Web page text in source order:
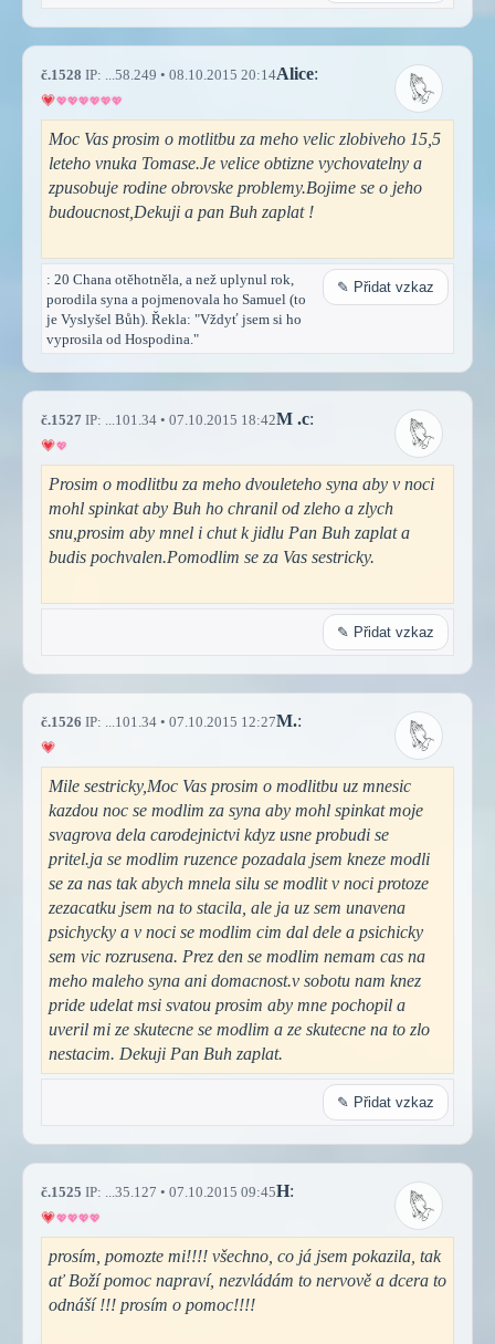
č.1528 IP: ...58.249 • 08.10.2015 20:14Alice:
Moc Vas prosim o motlitbu za meho velic zlobiveho 15,5
leteho vnuka Tomase.Je velice obtizne vychovatelny a
zpusobuje rodine obrovske problemy.Bojime se o jeho
budoucnost,Dekuji a pan Buh zaplat !
: 20 Chana otěhotněla, a než uplynul rok,
porodila syna a pojmenovala ho Samuel (to
je Vyslyšel Bůh). Řekla: "Vždyť jsem si ho
vyprosila od Hospodina."
✎ Přidat vzkaz
č.1527 IP: ...101.34 • 07.10.2015 18:42M .c:
Prosim o modlitbu za meho dvouleteho syna aby v noci
mohl spinkat aby Buh ho chranil od zleho a zlych
snu,prosim aby mnel i chut k jidlu Pan Buh zaplat a
budis pochvalen.Pomodlim se za Vas sestricky.
✎ Přidat vzkaz
č.1526 IP: ...101.34 • 07.10.2015 12:27M.:
Mile sestricky,Moc Vas prosim o modlitbu uz mnesic
kazdou noc se modlim za syna aby mohl spinkat moje
svagrova dela carodejnictvi kdyz usne probudi se
pritel.ja se modlim ruzence pozadala jsem kneze modli
se za nas tak abych mnela silu se modlit v noci protoze
zezacatku jsem na to stacila, ale ja uz sem unavena
psichycky a v noci se modlim cim dal dele a psichicky
sem vic rozrusena. Prez den se modlim nemam cas na
meho maleho syna ani domacnost.v sobotu nam knez
pride udelat msi svatou prosim aby mne pochopil a
uveril mi ze skutecne se modlim a ze skutecne na to zlo
nestacim. Dekuji Pan Buh zaplat.
✎ Přidat vzkaz
č.1525 IP: ...35.127 • 07.10.2015 09:45H:
prosím, pomozte mi!!!! všechno, co já jsem pokazila, tak
ať Boží pomoc napraví, nezvládám to nervově a dcera to
odnáší !!! prosím o pomoc!!!!